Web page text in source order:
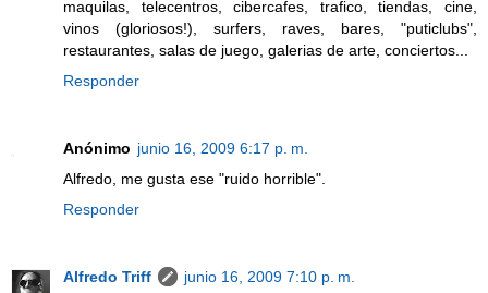
maquilas, telecentros, cibercafes, trafico, tiendas, cine,
vinos (gloriosos!), surfers, raves, bares, "puticlubs",
restaurantes, salas de juego, galerias de arte, conciertos...
Responder
Anónimo junio 16, 2009 6:17 p. m.
Alfredo, me gusta ese "ruido horrible".
Responder
Alfredo Triff
junio 16, 2009 7:10 p. m.